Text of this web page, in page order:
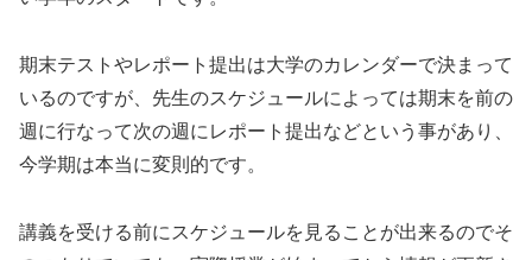
期末テストやレポート提出は大学のカレンダーで決まって
いるのですが、先生のスケジュールによっては期末を前の
週に行なって次の週にレポート提出などという事があり、
今学期は本当に変則的です。
講義を受ける前にスケジュールを見ることが出来るのでそ